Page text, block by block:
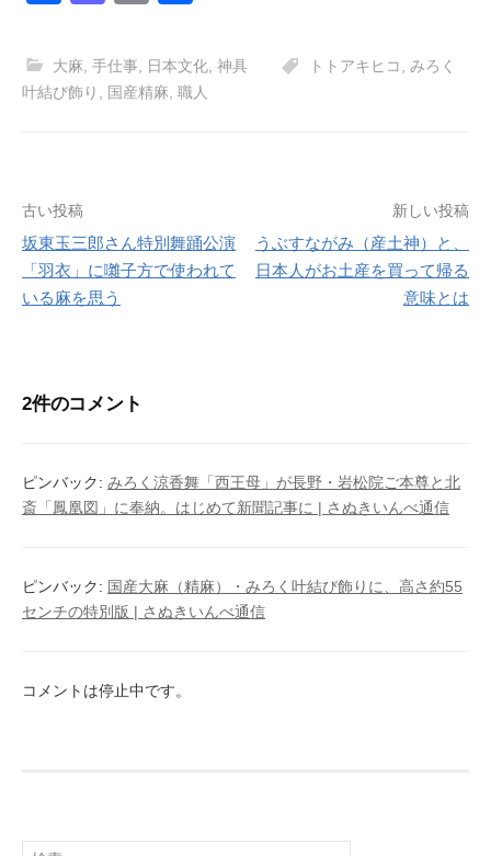
c
e
o
k
st
o
ail
大麻 手仕事 日本文化 神具 トトアキヒコ
みろく
叶結び飾り
国産精麻 職人
投
稿
ナ
ー
ョ
古い投稿
坂東玉三郎さん特別舞踊公演
「羽衣」に囃子方で使われて
いる麻を思う
新しい投稿
うぶすながみ（産土神）と、
日本人がお土産を買って帰る
意味とは
2件のコメント
ピンバック: みろく涼香舞「西王母」が長野・岩松院ご本尊と北
斎「鳳凰図」に奉納。はじめて新聞記事に | さぬきいんべ通信
ピンバック: 国産大麻（精麻）・みろく叶結び飾りに、高さ約55
センチの特別版 | さぬきいんべ通信
コメントは停止中です。
検